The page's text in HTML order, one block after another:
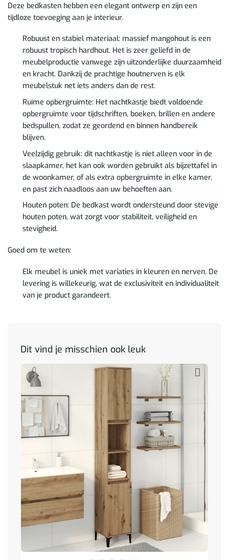
Deze bedkasten hebben een elegant ontwerp en zijn een
tijdloze toevoeging aan je interieur.
Robuust en stabiel materiaal: massief mangohout is een
robuust tropisch hardhout. Het is zeer geliefd in de
meubelproductie vanwege zijn uitzonderlijke duurzaamheid
en kracht. Dankzij de prachtige houtnerven is elk
meubelstuk net iets anders dan de rest.
Ruime opbergruimte: Het nachtkastje biedt voldoende
opbergruimte voor tijdschriften, boeken, brillen en andere
bedspullen, zodat ze geordend en binnen handbereik
blijven.
Veelzijdig gebruik: dit nachtkastje is niet alleen voor in de
slaapkamer, het kan ook worden gebruikt als bijzettafel in
de woonkamer, of als extra opbergruimte in elke kamer,
en past zich naadloos aan uw behoeften aan.
Houten poten: De bedkast wordt ondersteund door stevige
houten poten, wat zorgt voor stabiliteit, veiligheid en
stevigheid.
Goed om te weten:
Elk meubel is uniek met variaties in kleuren en nerven. De
levering is willekeurig, wat de exclusiviteit en individualiteit
van je product garandeert.
Dit vind je misschien ook leuk